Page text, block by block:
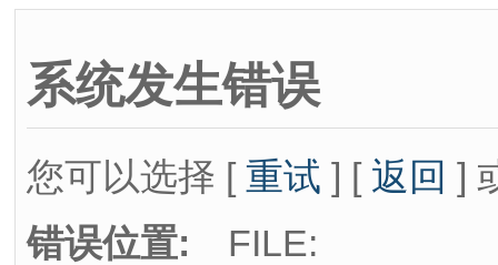
系统发生错误
您可以选择 [ 重试 ] [ 返回 ]
错误位置: FILE: